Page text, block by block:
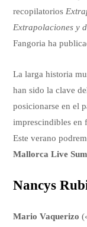
recopilatorios
Extrapolaciones y
Fangoria ha
La larga historia
han sido la clave
posicionarse en el
imprescindibles en
Este verano
Mallorca Live
Nancys
Mario Vaquerizo